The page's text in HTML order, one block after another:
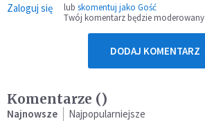
Zaloguj się lub skomentuj jako Gość
Twój komentarz będzie moderowany
DODAJ KOMENTARZ
Komentarze ()
Najnowsze Najpopularniejsze